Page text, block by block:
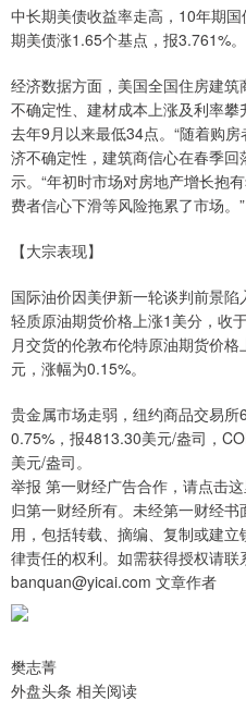
中长期美债收益率走高，10年期
期美债涨1.65个基点，报3.761%。
经济数据方面，美国全国住房建
不确定性、建材成本上涨及利率
去年9月以来最低34点。“随着购
济不确定性，建筑商信心在春季回
示。“年初时市场对房地产增长抱
费者信心下滑等风险拖累了市场。”
【大宗表现】
国际油价因美伊新一轮谈判前景
轻质原油期货价格上涨1美分，收
月交货的伦敦布伦特原油期货价
元，涨幅为0.15%。
贵金属市场走弱，纽约商品交易
0.75%，报4813.30美元/盎司，
美元/盎司。
举报 第一财经广告合作，请点击
归第一财经所有。未经第一财经
用，包括转载、摘编、复制或建
律责任的权利。如需获得授权请联
banquan@yicai.com 文章作者
樊志菁
外盘头条 相关阅读